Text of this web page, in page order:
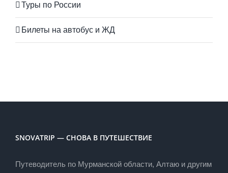
Туры по России
Билеты на автобус и ЖД
SNOVATRIP — СНОВА В ПУТЕШЕСТВИЕ
Путеводитель по Мурманской области, Алтаю и другим